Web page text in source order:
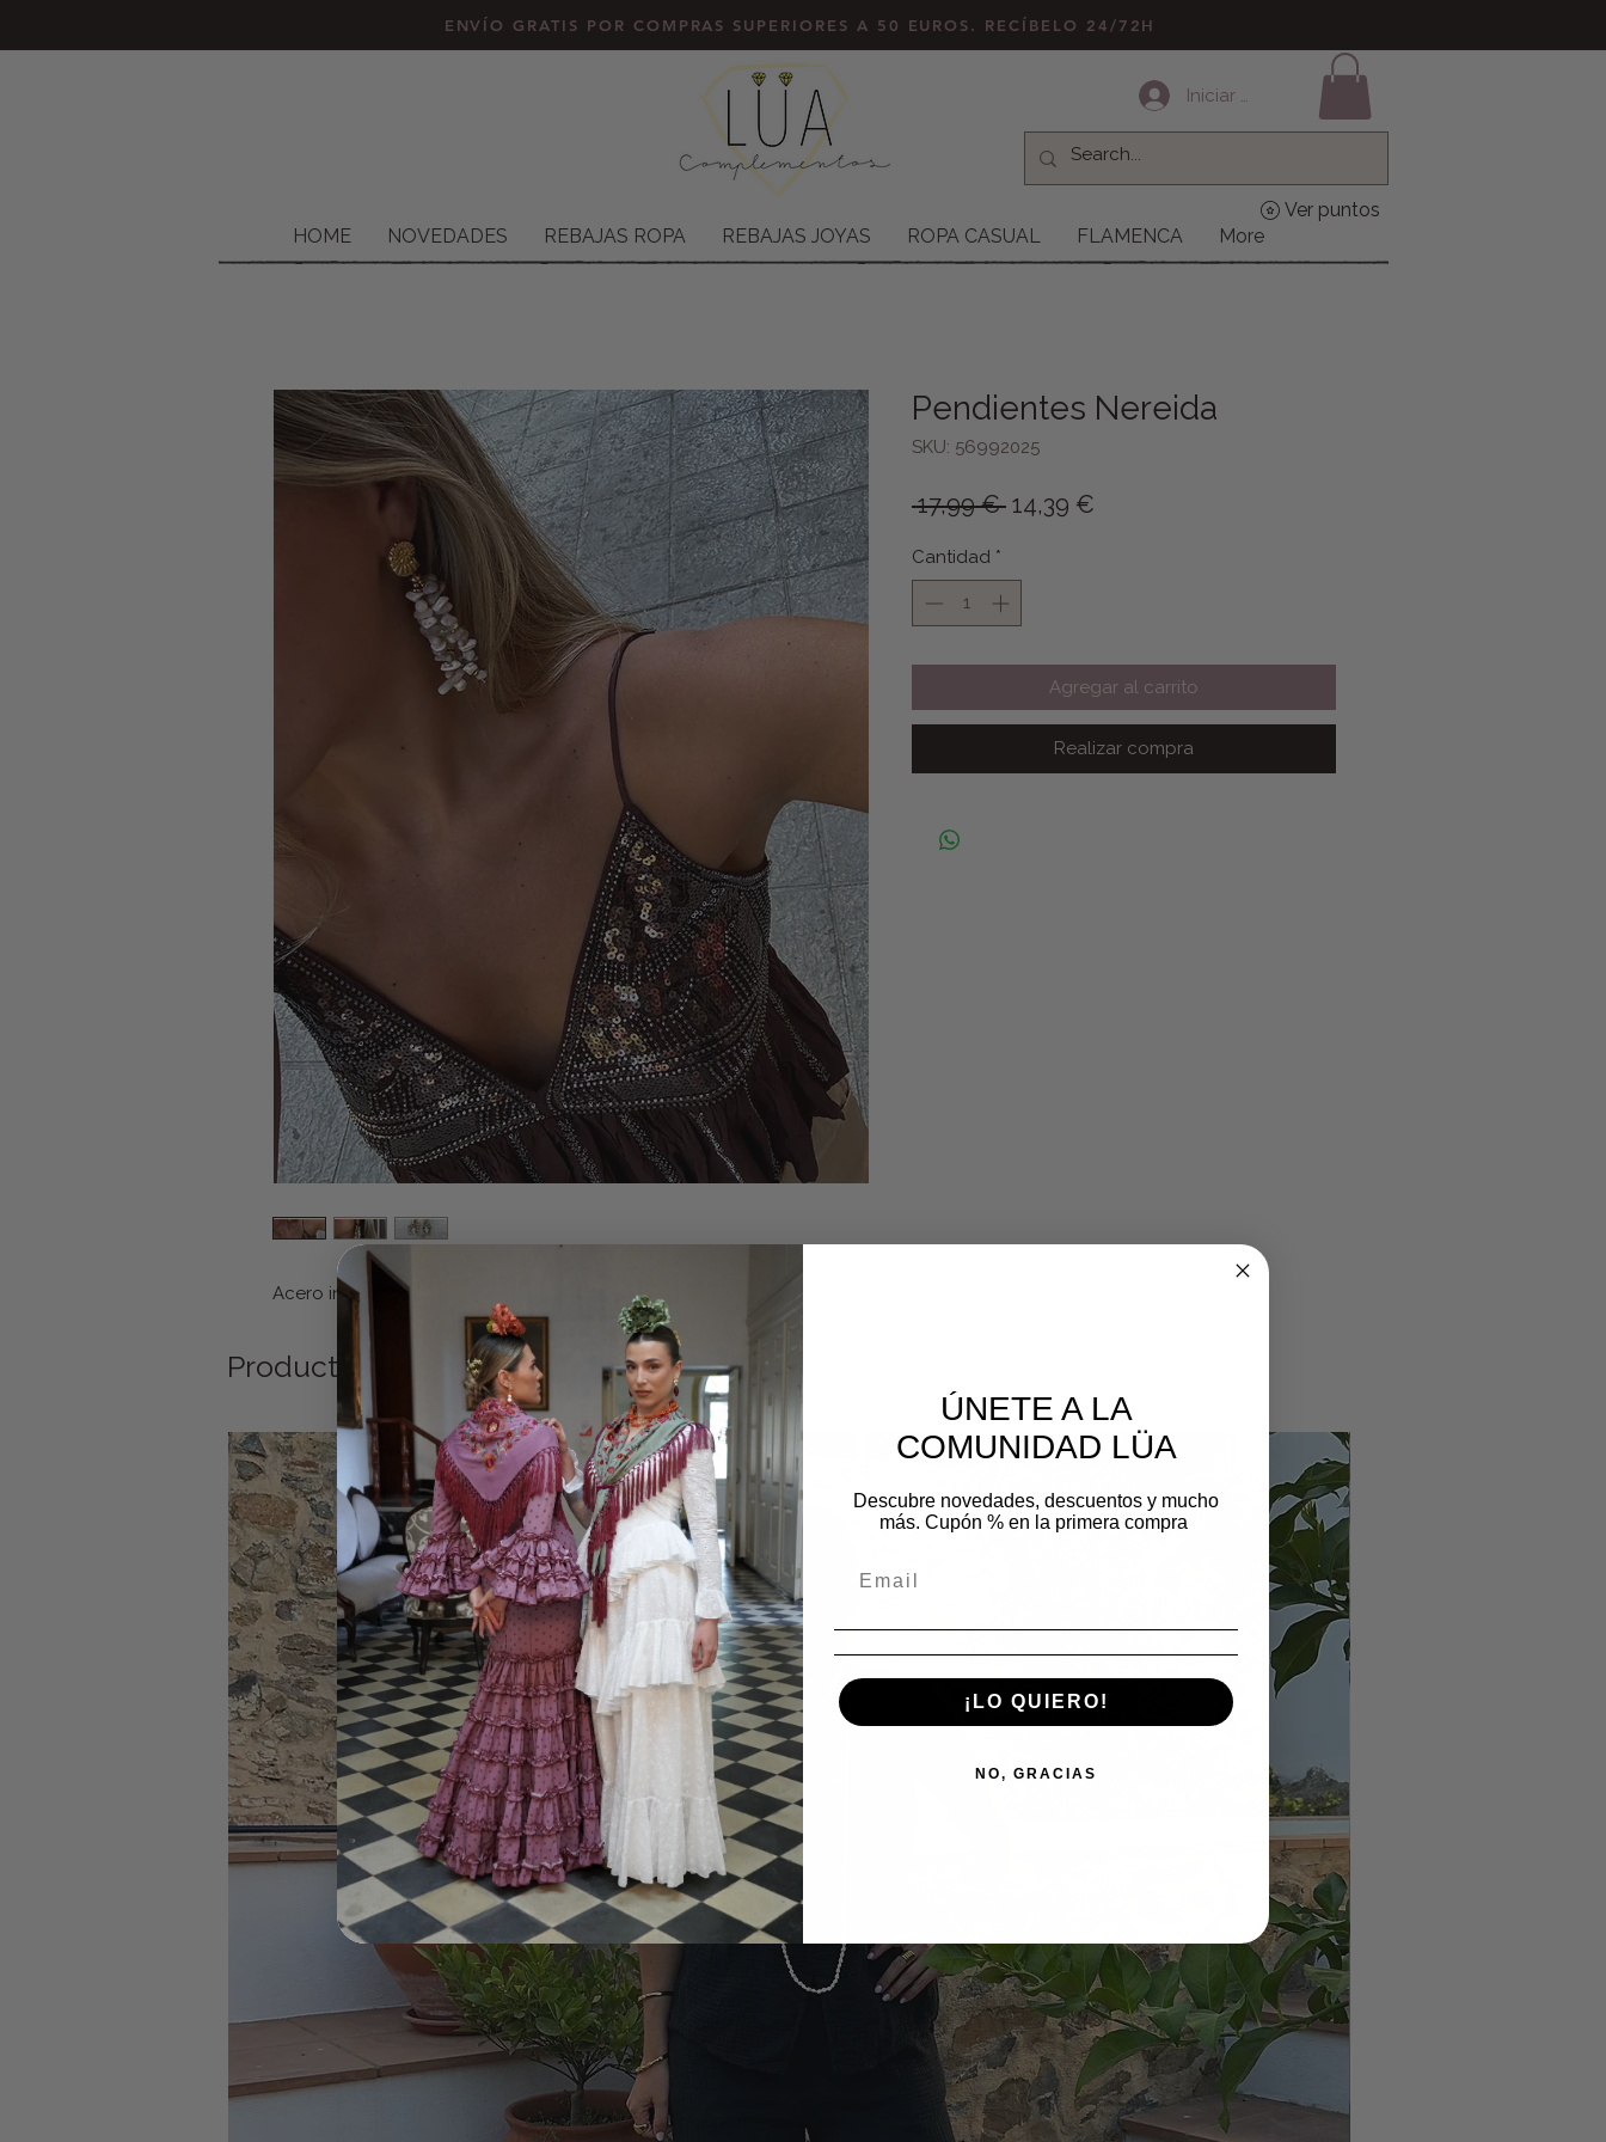
ENVÍO GRATIS POR COMPRAS SUPERIORES A 50 EUROS. RECÍBELO 24/72H
Iniciar sesión
HOME NOVEDADES REBAJAS ROPA REBAJAS JOYAS ROPA CASUAL FLAMENCA More
Ver puntos
Acero inoxidable.
Pendientes Nereida
SKU: 56992025
17,99 € Precio
14,39 €
Cantidad *
Agregar al carrito
Realizar compra
Productos relacionados
ÚNETE A LA
COMUNIDAD LÜA
Descubre novedades, descuentos y mucho
más. Cupón % en la primera compra
¡LO QUIERO!
NO, GRACIAS